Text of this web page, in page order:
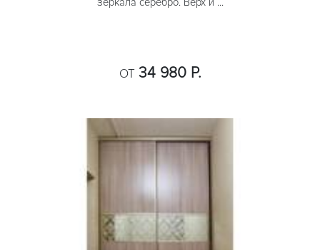
зеркала серебро. Верх и ...
ОТ 34 980 Р.